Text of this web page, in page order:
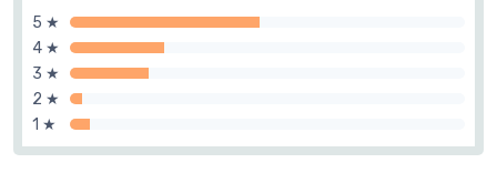
5 ★
4 ★
3 ★
2 ★
1 ★